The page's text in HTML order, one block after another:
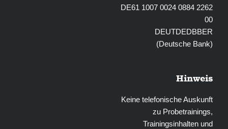
DE61 1007 0024 0884 2262
00
DEUTDEDBBER
(Deutsche Bank)
Hinweis
Keine telefonische Auskunft
zu Probetrainings,
Trainingsinhalten und